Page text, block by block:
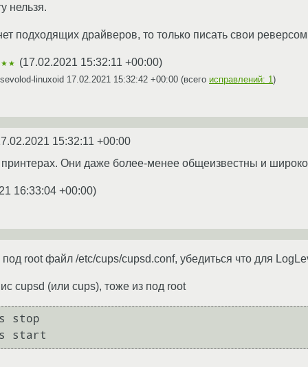
нельзя.
подходящих драйверов, то только писать свои
(17.02.2021 15:32:11 +00:00)
linuxoid 17.02.2021 15:32:42 +00:00 (всего исправлений: 1 )
15:32:11 +00:00
Они даже более-менее общеизвестны и
16:33:04 +00:00)
под root файл /etc/cups/cupsd.conf, убедиться что для
cupsd (или cups), тоже из под root
stop